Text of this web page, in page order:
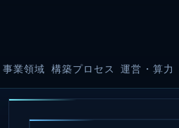
事業領域 構築プロセス 運営・算力